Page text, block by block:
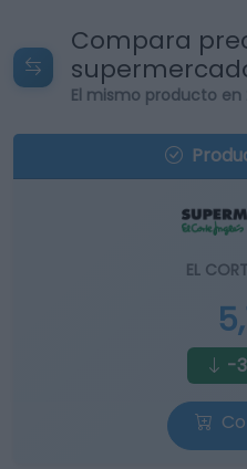
Compara
El mismo producto
EL
-